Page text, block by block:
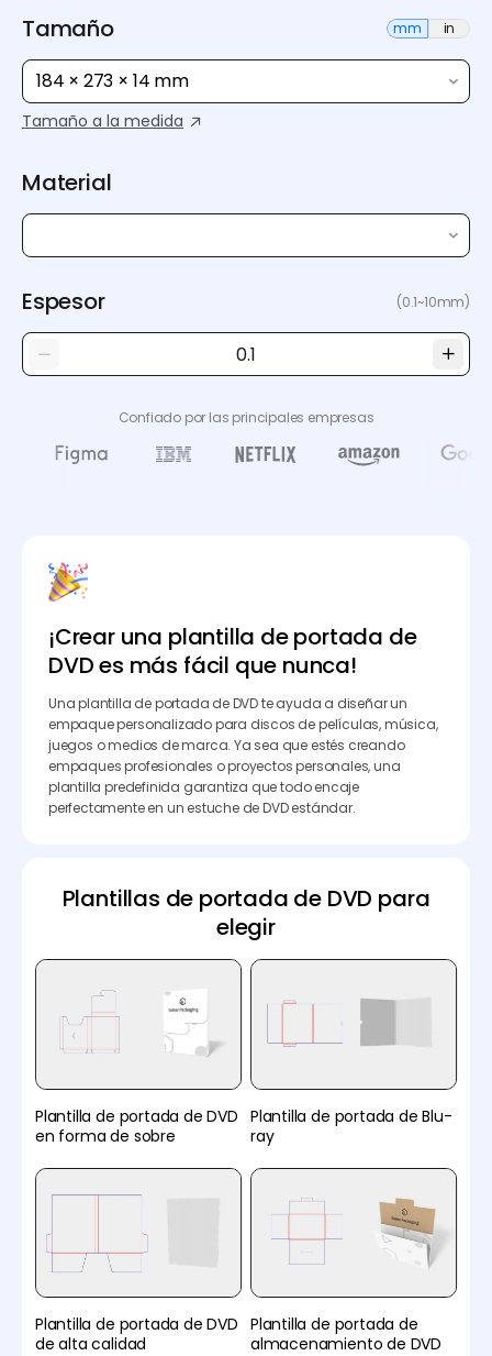
Tamaño mm in
184 × 273 × 14 mm
Tamaño a la medida
Material
Espesor (0.1~10mm)
Confiado por las principales empresas
¡Crear una plantilla de portada de
DVD es más fácil que nunca!
Una plantilla de portada de DVD te ayuda a diseñar un
empaque personalizado para discos de películas, música,
juegos o medios de marca. Ya sea que estés creando
empaques profesionales o proyectos personales, una
plantilla predefinida garantiza que todo encaje
perfectamente en un estuche de DVD estándar.
Plantillas de portada de DVD para
elegir
Plantilla de portada de DVD
en forma de sobre
Plantilla de portada de Blu-
ray
Plantilla de portada de DVD
de alta calidad
Plantilla de portada de
almacenamiento de DVD